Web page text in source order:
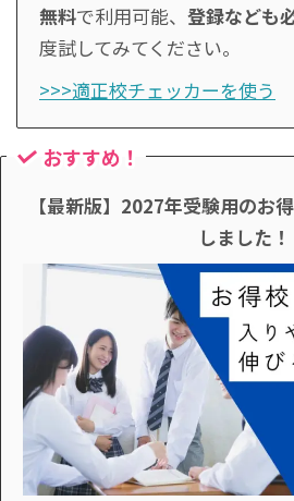
無料で利用可能、 登録なども
度試してみてください。
>>>適正校チェッカーを使う
おすすめ！
【最新版】2027年受験用のお
しました！